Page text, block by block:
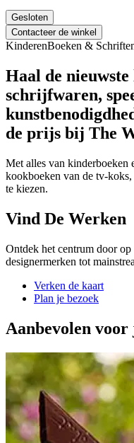
Gesloten
Contacteer de winkel
KinderenBoeken &
Haal de
schrijfwaren,
de prijs bij The
Met alles van kinderboeken
kookboeken van de tv-koks,
te kiezen.
Vind De Werken
Ontdek het centrum door
designermerken tot
Verken de kaart
Plan je bezoek
Aanbevolen voor